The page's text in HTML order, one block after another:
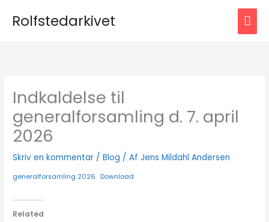
Rolfstedarkivet
Indkaldelse til
generalforsamling d. 7. april
2026
Skriv en kommentar /Blog / AfJens Mildahl Andersen
generalforsamling 2026 Download
Related